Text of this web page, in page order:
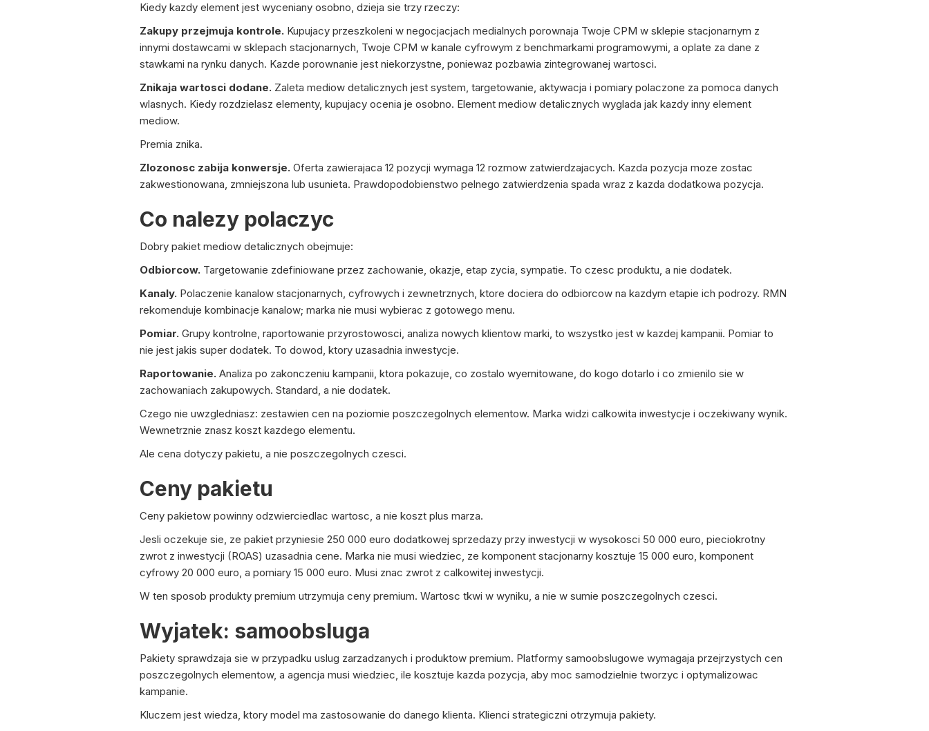
Kiedy kazdy element jest wyceniany osobno, dzieja sie trzy rzeczy:
Zakupy przejmuja kontrole. Kupujacy przeszkoleni w negocjacjach medialnych porownaja Twoje CPM w sklepie stacjonarnym z
innymi dostawcami w sklepach stacjonarnych, Twoje CPM w kanale cyfrowym z benchmarkami programowymi, a oplate za dane z
stawkami na rynku danych. Kazde porownanie jest niekorzystne, poniewaz pozbawia zintegrowanej wartosci.
Znikaja wartosci dodane. Zaleta mediow detalicznych jest system, targetowanie, aktywacja i pomiary polaczone za pomoca danych
wlasnych. Kiedy rozdzielasz elementy, kupujacy ocenia je osobno. Element mediow detalicznych wyglada jak kazdy inny element
mediow.
Premia znika.
Zlozonosc zabija konwersje. Oferta zawierajaca 12 pozycji wymaga 12 rozmow zatwierdzajacych. Kazda pozycja moze zostac
zakwestionowana, zmniejszona lub usunieta. Prawdopodobienstwo pelnego zatwierdzenia spada wraz z kazda dodatkowa pozycja.
Co nalezy polaczyc
Dobry pakiet mediow detalicznych obejmuje:
Odbiorcow. Targetowanie zdefiniowane przez zachowanie, okazje, etap zycia, sympatie. To czesc produktu, a nie dodatek.
Kanaly. Polaczenie kanalow stacjonarnych, cyfrowych i zewnetrznych, ktore dociera do odbiorcow na kazdym etapie ich podrozy. RMN
rekomenduje kombinacje kanalow; marka nie musi wybierac z gotowego menu.
Pomiar. Grupy kontrolne, raportowanie przyrostowosci, analiza nowych klientow marki, to wszystko jest w kazdej kampanii. Pomiar to
nie jest jakis super dodatek. To dowod, ktory uzasadnia inwestycje.
Raportowanie. Analiza po zakonczeniu kampanii, ktora pokazuje, co zostalo wyemitowane, do kogo dotarlo i co zmienilo sie w
zachowaniach zakupowych. Standard, a nie dodatek.
Czego nie uwzgledniasz: zestawien cen na poziomie poszczegolnych elementow. Marka widzi calkowita inwestycje i oczekiwany wynik.
Wewnetrznie znasz koszt kazdego elementu.
Ale cena dotyczy pakietu, a nie poszczegolnych czesci.
Ceny pakietu
Ceny pakietow powinny odzwierciedlac wartosc, a nie koszt plus marza.
Jesli oczekuje sie, ze pakiet przyniesie 250 000 euro dodatkowej sprzedazy przy inwestycji w wysokosci 50 000 euro, pieciokrotny
zwrot z inwestycji (ROAS) uzasadnia cene. Marka nie musi wiedziec, ze komponent stacjonarny kosztuje 15 000 euro, komponent
cyfrowy 20 000 euro, a pomiary 15 000 euro. Musi znac zwrot z calkowitej inwestycji.
W ten sposob produkty premium utrzymuja ceny premium. Wartosc tkwi w wyniku, a nie w sumie poszczegolnych czesci.
Wyjatek: samoobsluga
Pakiety sprawdzaja sie w przypadku uslug zarzadzanych i produktow premium. Platformy samoobslugowe wymagaja przejrzystych cen
poszczegolnych elementow, a agencja musi wiedziec, ile kosztuje kazda pozycja, aby moc samodzielnie tworzyc i optymalizowac
kampanie.
Kluczem jest wiedza, ktory model ma zastosowanie do danego klienta. Klienci strategiczni otrzymuja pakiety.